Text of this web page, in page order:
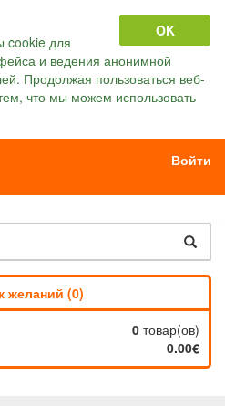
OK
cookie для
и ведения анонимной
Продолжая пользоваться веб-
что мы можем использовать
Войти
желаний (0)
0 товар(ов)
0.00€